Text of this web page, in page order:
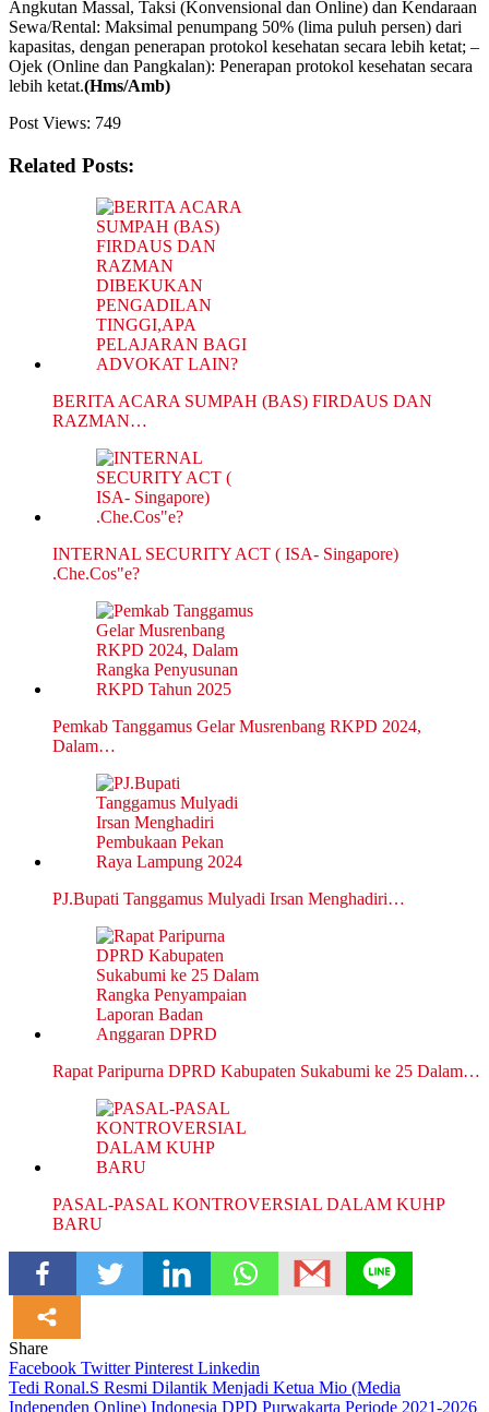
Angkutan Massal, Taksi (Konvensional dan Online) dan Kendaraan
Sewa/Rental: Maksimal penumpang 50% (lima puluh persen) dari
kapasitas, dengan penerapan protokol kesehatan secara lebih ketat; –
Ojek (Online dan Pangkalan): Penerapan protokol kesehatan secara
lebih ketat.(Hms/Amb)
Post Views: 749
Related Posts:
BERITA ACARA SUMPAH (BAS) FIRDAUS DAN
RAZMAN…
INTERNAL SECURITY ACT ( ISA- Singapore)
.Che.Cos"e?
Pemkab Tanggamus Gelar Musrenbang RKPD 2024,
Dalam…
PJ.Bupati Tanggamus Mulyadi Irsan Menghadiri…
Rapat Paripurna DPRD Kabupaten Sukabumi ke 25 Dalam…
PASAL-PASAL KONTROVERSIAL DALAM KUHP
BARU
Share
Facebook TwitterPinterest Linkedin
Navigasi
Tedi Ronal.S Resmi Dilantik Menjadi Ketua Mio (Media
Independen Online) Indonesia DPD Purwakarta Periode 2021-2026